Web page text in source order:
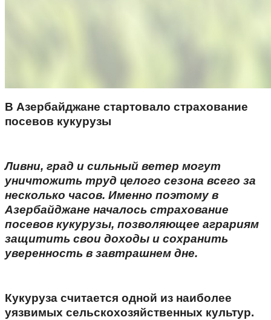
В Азербайджане стартовало страхование
посевов кукурузы
Ливни, град и сильный ветер могут
уничтожить труд целого сезона всего за
несколько часов. Именно поэтому в
Азербайджане началось страхование
посевов кукурузы, позволяющее аграриям
защитить свои доходы и сохранить
уверенность в завтрашнем дне.
Кукуруза считается одной из наиболее
уязвимых сельскохозяйственных культур.